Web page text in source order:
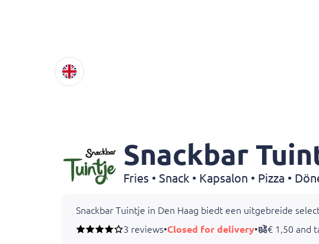
Snackbar
Snackbar Tuintje in Den Haag biedt een uitgebreide
3 reviews•Closed for delivery• € 1,50 and